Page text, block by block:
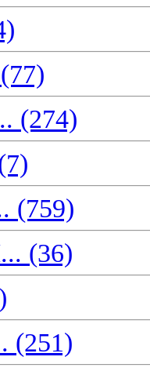
(274)
(759)
(36)
(251)